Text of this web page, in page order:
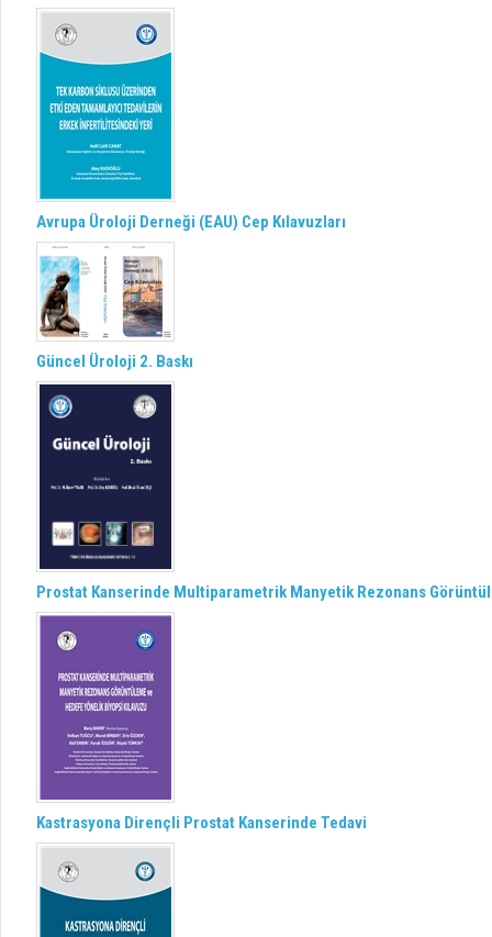
Avrupa Üroloji Derneği (EAU) Cep Kılavuzları
Güncel Üroloji 2. Baskı
Prostat Kanserinde Multiparametrik Manyetik Rezonans
Kastrasyona Dirençli Prostat Kanserinde Tedavi